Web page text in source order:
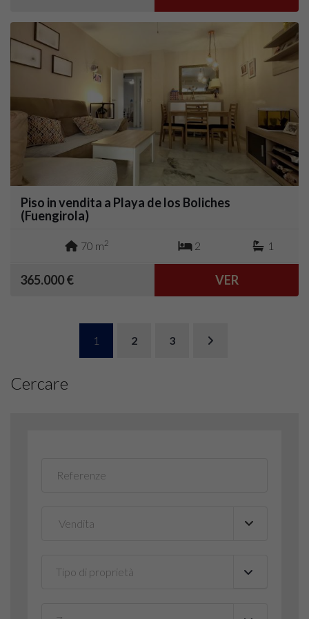
Piso in vendita a Playa de los Boliches
(Fuengirola)
70 m2 2 1
365.000 € VER
1 2 3
Cercare
Tipo di proprietà ▼